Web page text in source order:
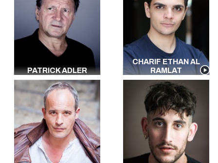
Italien
Allemand
Portugais
Polonais
Américain
Néerlandais
Arabe
Russe
Kabyle
Vietnamien
Créole
Algérien
Ch'ti
Peulh
PATRICK ADLER
CHARIF ETHAN AL
RAMLAT